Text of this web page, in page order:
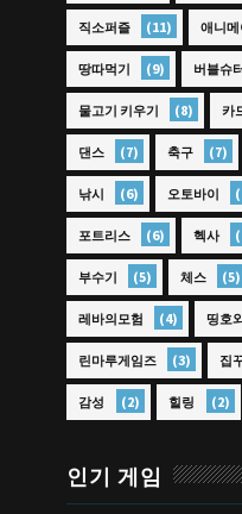
직소퍼즐 (11) 애니메
땅따먹기 (9) 버블슈
물고기 키우기 (8) 카
댄스 (7) 축구 (7)
낚시 (6) 오토바이
포트리스 (6) 헥사
부수기 (5) 체스 (5)
레바의모험 (4) 띵호
린마루게임즈 (3) 집
감성 (2) 힐링 (2)
인기 게임